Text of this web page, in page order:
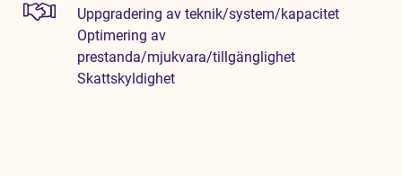
Uppgradering av teknik/system/kapacitet
Optimering av
prestanda/mjukvara/tillgänglighet
Skattskyldighet